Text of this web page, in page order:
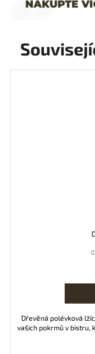
Dřevěná polévková
vašich pokrmů v bistru,